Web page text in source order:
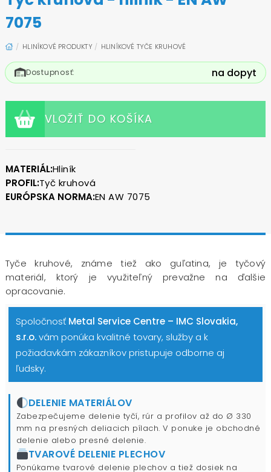
7075
HLINÍKOVÉ PRODUKTY HLINÍKOVÉ TYČE KRUHOVÉ
Dostupnosť: na dopyt
VLOŽIŤ DO KOŠÍKA
MATERIÁL:Hliník
PROFIL:Tyč kruhová
EURÓPSKA NORMA:EN AW 7075
Tyče kruhové, známe tiež ako guľatina, je tyčový
materiál, ktorý je využiteľný prevažne na ďalšie
opracovanie.
Spoločnosť Metal Service Centre – IMC Slovakia,
s.r.o.vám ponúka kvalitné tovary, služby a k
požiadavkám zákazníkov pristupuje odborne aj
ľudsky.
DELENIE MATERIÁLOV
Zabezpečujeme delenie tyčí, rúr a profilov až do Ø 330
mm na presných deliacich pílach. V ponuke je obchodné
delenie alebo presné delenie.
TVAROVÉ DELENIE PLECHOV
Ponúkame tvarové delenie plechov a tiež dosiek na